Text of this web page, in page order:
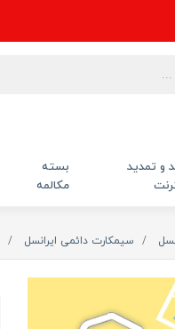
و تمدید
بسته
مکالمه
سیمکارت دائمی ایرانسل